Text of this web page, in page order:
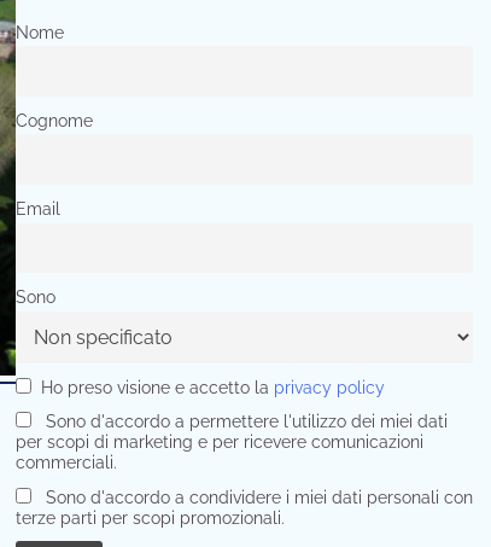
Nome
Cognome
Email
Sono
Ho preso visione e accetto la privacy policy
Sono d'accordo a permettere l'utilizzo dei miei dati
per scopi di marketing e per ricevere comunicazioni
commerciali.
Sono d'accordo a condividere i miei dati personali con
terze parti per scopi promozionali.